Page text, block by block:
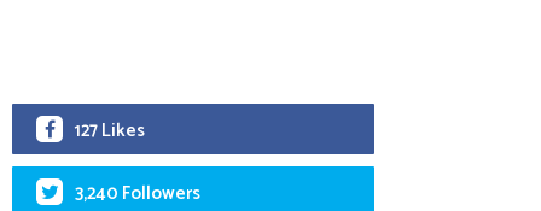
127 Likes
3,240 Followers